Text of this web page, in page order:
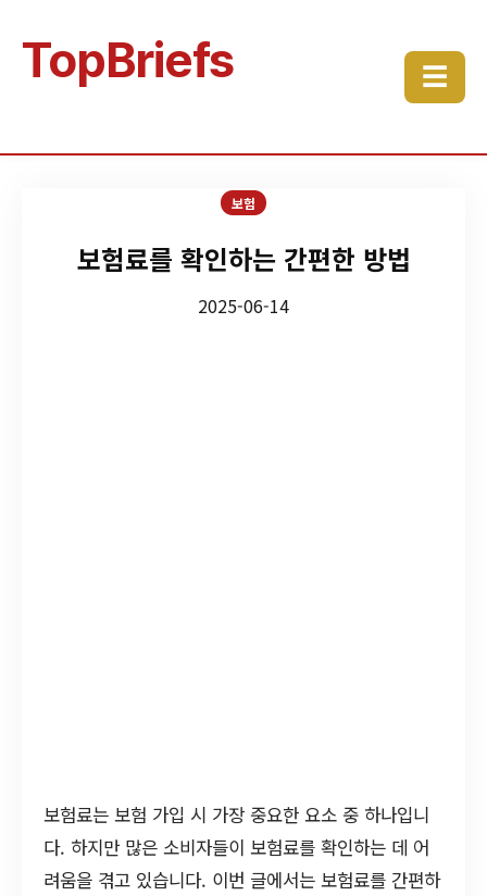
TopBriefs ☰
보험
보험료를 확인하는 간편한 방법
2025-06-14
보험료는 보험 가입 시 가장 중요한 요소 중 하나입니
다. 하지만 많은 소비자들이 보험료를 확인하는 데 어
려움을 겪고 있습니다. 이번 글에서는 보험료를 간편하